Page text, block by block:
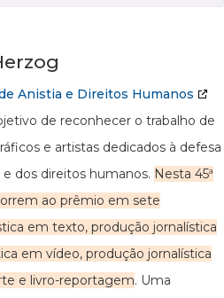
Anistia e Direitos Humanos
de reconhecer o trabalho de
e artistas dedicados à defesa
dos direitos humanos. Nesta 45ª
ao prêmio em sete
em texto, produção jornalística
em vídeo, produção jornalística
e livro-reportagem. Uma